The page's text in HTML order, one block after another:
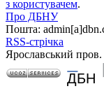
з користувачем.
Про ДБНУ
Пошта:
RSS-стрічка
Ярославський пров.